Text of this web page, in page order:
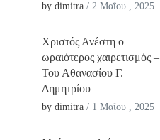
by dimitra / 2 Μαΐου , 2025
Χριστός Ανέστη ο
ωραιότερος χαιρετισμός –
Του Αθανασίου Γ.
Δημητρίου
by dimitra / 1 Μαΐου , 2025